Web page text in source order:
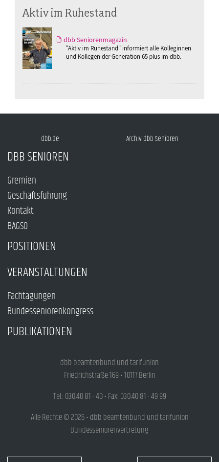
Aktiv im Ruhestand
dbb Seniorenmagazin
"Aktiv im Ruhestand" informiert alle Kolleginnen
und Kollegen der Generation 65 plus im dbb.
dbb.de Archiv dbb Senioren
DBB SENIOREN
Gremien
Geschäftsführung
Kontakt
BAGSO
POSITIONEN
VERANSTALTUNGEN
Fachtagungen
Bundesseniorenkongress
PUBLIKATIONEN
dbb beamtenbund und tarifunion
Friedrichstraße 169 • 10117 Berlin
Tel.: 030.40 81 - 40 • Fax: 030.40 81 - 49 99
Alle Rechte © 2026 • dbb beamtenbund und tarifunion
Bundesseniorenvertretung